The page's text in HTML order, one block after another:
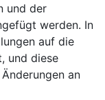
und der
werden. In
auf die
und diese
an